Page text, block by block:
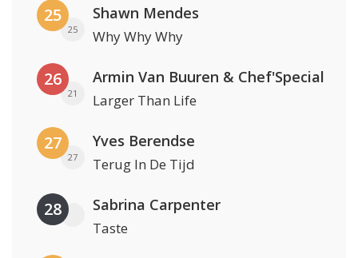
25
25
Shawn Mendes
Why Why Why
26
21
Armin Van Buuren & Chef'Special
Larger Than Life
27
27
Yves Berendse
Terug In De Tijd
28 Sabrina Carpenter
Taste